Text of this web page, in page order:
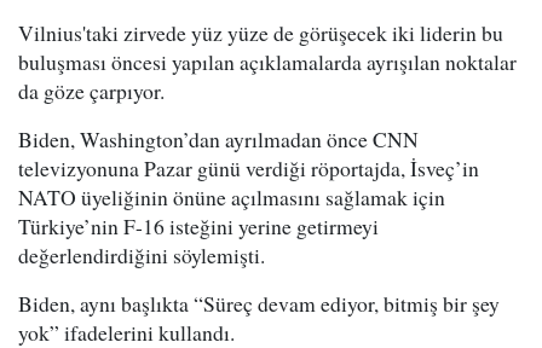
Vilnius'taki zirvede yüz yüze de görüşecek iki liderin bu
buluşması öncesi yapılan açıklamalarda ayrışılan noktalar
da göze çarpıyor.
Biden, Washington’dan ayrılmadan önce CNN
televizyonuna Pazar günü verdiği röportajda, İsveç’in
NATO üyeliğinin önüne açılmasını sağlamak için
Türkiye’nin F-16 isteğini yerine getirmeyi
değerlendirdiğini söylemişti.
Biden, aynı başlıkta “Süreç devam ediyor, bitmiş bir şey
yok” ifadelerini kullandı.